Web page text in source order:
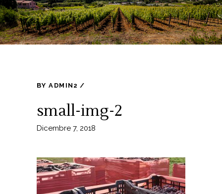
BYADMIN2
small-img-2
Dicembre 7, 2018